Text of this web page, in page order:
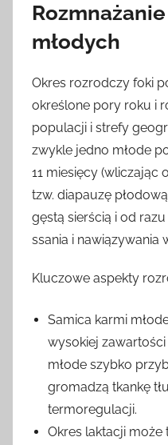
młodych
Okres rozrodczy foki
określone pory roku i
populacji i strefy
zwykle jedno młode
11 miesięcy (wliczając
tzw. diapauzę
gęstą sierścią i od
ssania i nawiązywania
Kluczowe aspekty
Samica karmi
wysokiej
młode szybko
gromadzą tkankę
termoregulacji.
Okres laktacji